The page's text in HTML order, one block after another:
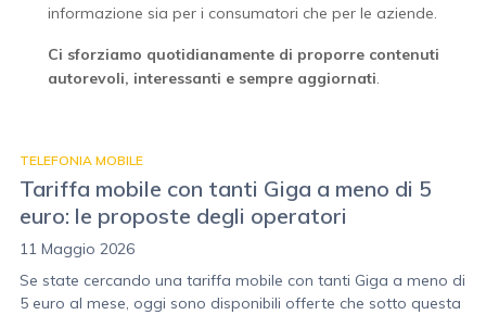
informazione sia per i consumatori che per le aziende.
Ci sforziamo quotidianamente di proporre contenuti
autorevoli, interessanti e sempre aggiornati.
TELEFONIA MOBILE
Tariffa mobile con tanti Giga a meno di 5
euro: le proposte degli operatori
11 Maggio 2026
Se state cercando una tariffa mobile con tanti Giga a meno di
5 euro al mese, oggi sono disponibili offerte che sotto questa